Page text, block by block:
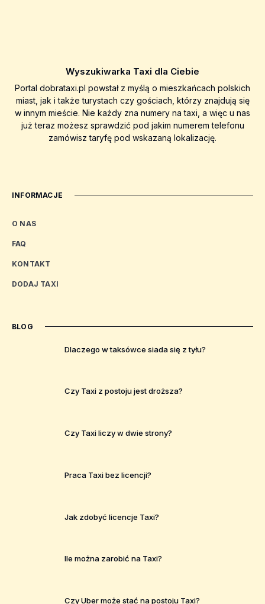
Wyszukiwarka Taxi dla Ciebie
Portal dobrataxi.pl powstał z myślą o mieszkańcach polskich
miast, jak i także turystach czy gościach, którzy znajdują się
w innym mieście. Nie każdy zna numery na taxi, a więc u nas
już teraz możesz sprawdzić pod jakim numerem telefonu
zamówisz taryfę pod wskazaną lokalizację.
INFORMACJE
O NAS
FAQ
KONTAKT
DODAJ TAXI
BLOG
Dlaczego w taksówce siada się z tyłu?
Czy Taxi z postoju jest droższa?
Czy Taxi liczy w dwie strony?
Praca Taxi bez licencji?
Jak zdobyć licencje Taxi?
Ile można zarobić na Taxi?
Czy Uber może stać na postoju Taxi?